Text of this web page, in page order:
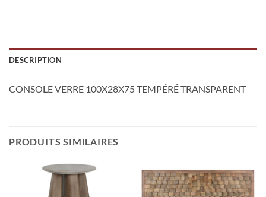
DESCRIPTION
CONSOLE VERRE 100X28X75 TEMPÉRÉ TRANSPARENT
PRODUITS SIMILAIRES